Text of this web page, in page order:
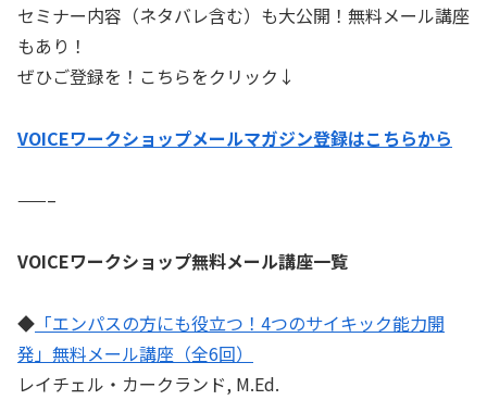
セミナー内容（ネタバレ含む）も大公開！無料メール講座
もあり！
ぜひご登録を！こちらをクリック↓
VOICEワークショップメールマガジン登録はこちらから
——–
VOICEワークショップ無料メール講座一覧
◆ 「エンパスの方にも役立つ！4つのサイキック能力開
発」無料メール講座（全6回）
レイチェル・カークランド, M.Ed.